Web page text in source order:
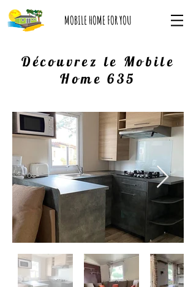
MOBILE HOME FOR YOU
Découvrez le Mobile
Home 635